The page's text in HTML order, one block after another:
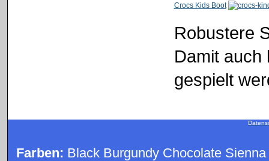
Crocs Kids Boot
Robustere
Damit auch
gespielt
Farben: Black Burgundy Chocolate